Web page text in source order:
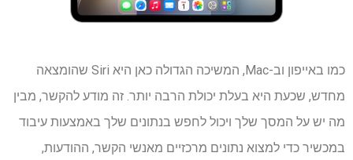
כמו באייפון וב-Mac, המשיכה הגדולה כאן היא Siri שהומצאה
מחדש, שכעת היא בעלת יכולת הרבה יותר. זה מודע להקשר, מבין
מה יש על המסך שלך ויכול לחפש בנתונים שלך באמצעות עיבוד
במכשיר כדי למצוא נתונים מרכזיים מאנשי הקשר, ההודעות,